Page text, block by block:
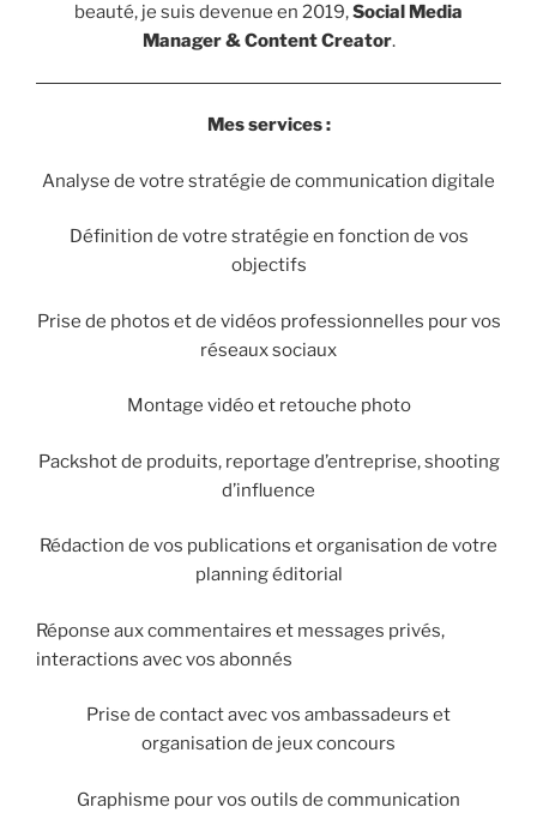
beauté, je suis devenue en 2019,Social Media
Manager & Content Creator.
Mes services :
Analyse de votre stratégie de communication digitale
Définition de votre stratégie en fonction de vos
objectifs
Prise de photos et de vidéos professionnelles pour vos
réseaux sociaux
Montage vidéo et retouche photo
Packshot de produits, reportage d’entreprise, shooting
d’influence
Rédaction de vos publications et organisation de votre
planning éditorial
Réponse aux commentaires et messages privés,
interactions avec vos abonnés
Prise de contact avec vos ambassadeurs et
organisation de jeux concours
Graphisme pour vos outils de communication